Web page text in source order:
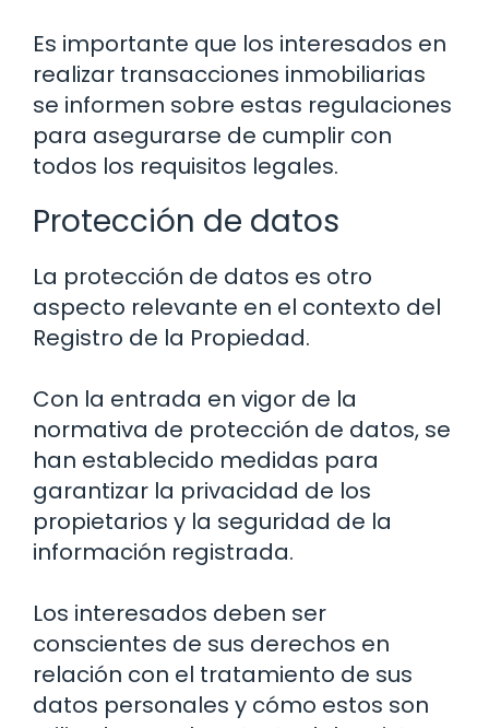
Es importante que los interesados en
realizar transacciones inmobiliarias
se informen sobre estas regulaciones
para asegurarse de cumplir con
todos los requisitos legales.
Protección de datos
La protección de datos es otro
aspecto relevante en el contexto del
Registro de la Propiedad.
Con la entrada en vigor de la
normativa de protección de datos, se
han establecido medidas para
garantizar la privacidad de los
propietarios y la seguridad de la
información registrada.
Los interesados deben ser
conscientes de sus derechos en
relación con el tratamiento de sus
datos personales y cómo estos son